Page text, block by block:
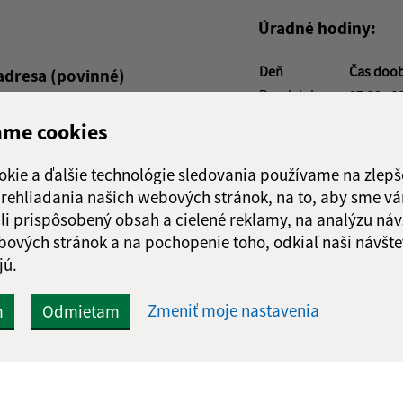
cookies
a ďalšie technológie sledovania používame na
našich webových stránok, na to, aby sme
prispôsobený obsah a cielené reklamy, na analýzu
stránok a na pochopenie toho, odkiaľ naši
Odmietam Zmeniť moje nastavenia
(povinné)
Google reCaptcha Response
Odoslať
Úradné hodiny:
Deň
Čas
Pondelok:
07:30 -
Štvrtok:
07:30 -
Piatok:
07:30 -
Obedňajšia